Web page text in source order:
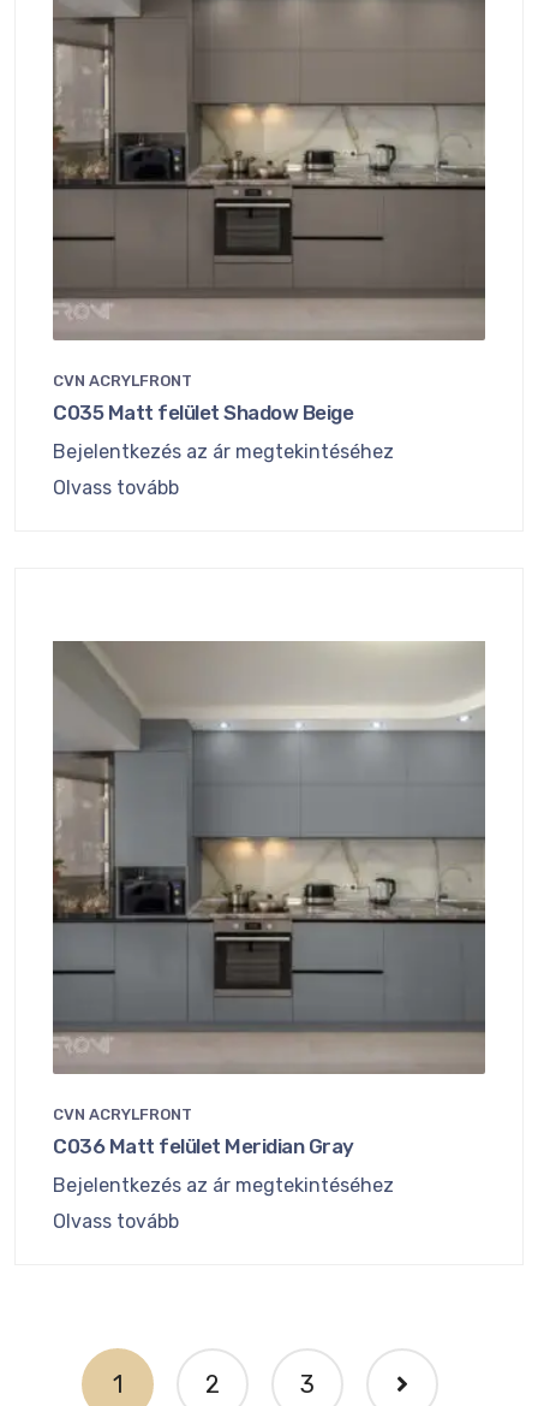
CVN ACRYLFRONT
C035 Matt felület Shadow Beige
Bejelentkezés az ár megtekintéséhez
Olvass tovább
CVN ACRYLFRONT
C036 Matt felület Meridian Gray
Bejelentkezés az ár megtekintéséhez
Olvass tovább
1 2 3